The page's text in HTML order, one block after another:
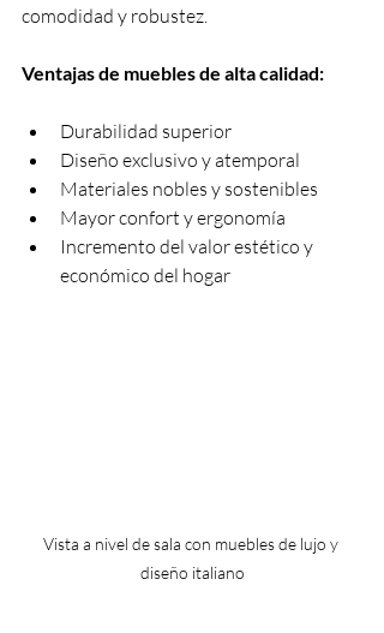
comodidad y robustez.
Ventajas de muebles de alta calidad:
Durabilidad superior
Diseño exclusivo y atemporal
Materiales nobles y sostenibles
Mayor confort y ergonomía
Incremento del valor estético y
económico del hogar
Vista a nivel de sala con muebles de lujo y
diseño italiano